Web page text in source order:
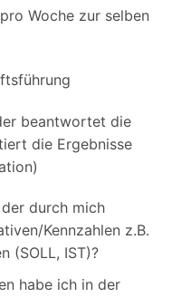
Woche zur selben
beantwortet die
die Ergebnisse
durch mich
Kennzahlen z.B.
(SOLL, IST)?
habe ich in der